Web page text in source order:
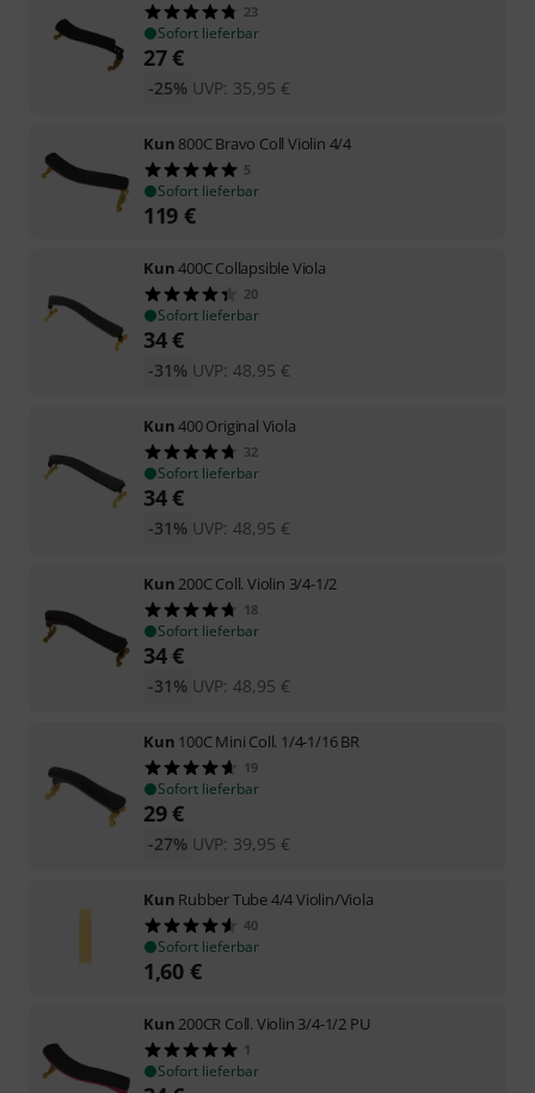
23
Sofort lieferbar
27€
UVP: 35,95 €
-25%
Kun 800C Bravo Coll Violin 4/4
5
Sofort lieferbar
119 €
Kun400C Collapsible Viola
20
Sofort lieferbar
34€
UVP: 48,95 €
-31%
Kun400 Original Viola
32
Sofort lieferbar
34€
UVP: 48,95 €
-31%
Kun 200C Coll. Violin 3/4-1/2
18
Sofort lieferbar
34€
UVP: 48,95 €
-31%
Kun 100C Mini Coll. 1/4-1/16 BR
19
Sofort lieferbar
29€
UVP: 39,95 €
-27%
Kun Rubber Tube 4/4 Violin/Viola
40
Sofort lieferbar
1,60 €
Kun 200CR Coll. Violin 3/4-1/2 PU
1
Sofort lieferbar